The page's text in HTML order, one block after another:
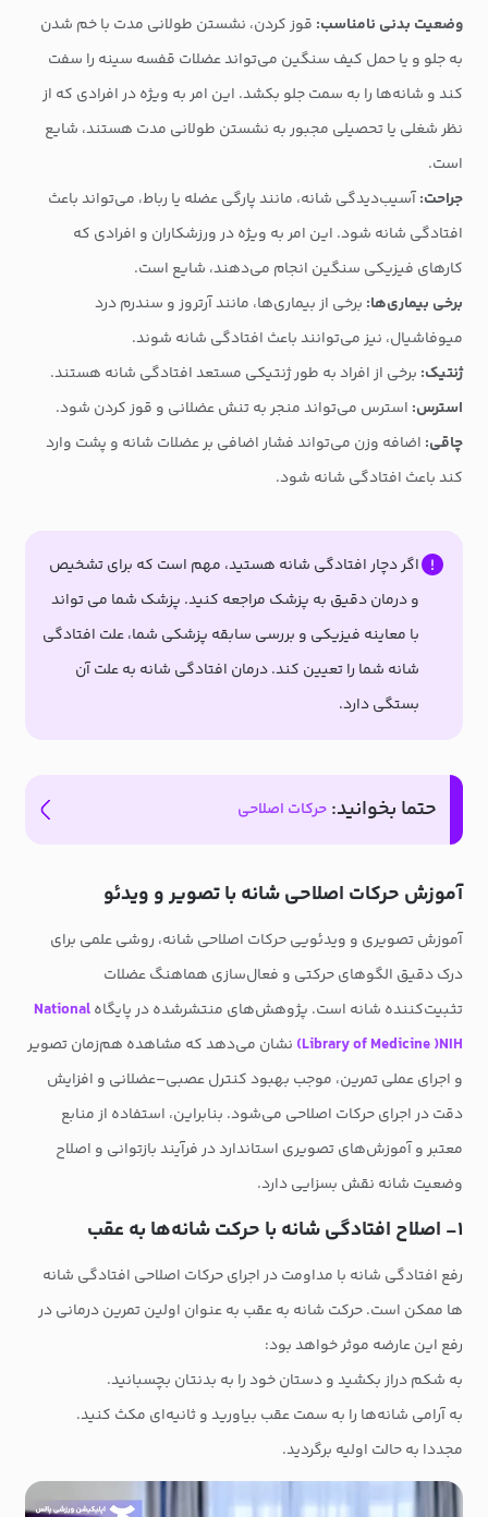
وضعیت بدنی نامناسب: قوز کردن، نشستن طولانی مدت با خم شدن
به جلو و یا حمل کیف سنگین می‌تواند عضلات قفسه سینه را سفت
کند و شانه‌ها را به سمت جلو بکشد. این امر به ویژه در افرادی که از
نظر شغلی یا تحصیلی مجبور به نشستن طولانی مدت هستند، شایع
است.
جراحت:آسیب‌دیدگی شانه، مانند پارگی عضله یا رباط، می‌تواند باعث
افتادگی شانه شود. این امر به ویژه در ورزشکاران و افرادی که
کارهای فیزیکی سنگین انجام می‌دهند، شایع است.
برخی بیماری‌ها: برخی از بیماری‌ها، مانند آرتروز و سندرم درد
میوفاشیال، نیز می‌توانند باعث افتادگی شانه شوند.
ژنتیک: برخی از افراد به طور ژنتیکی مستعد افتادگی شانه هستند.
استرس: استرس می‌تواند منجر به تنش عضلانی و قوز کردن شود.
چاقی: اضافه وزن می‌تواند فشار اضافی بر عضلات شانه و پشت وارد
کند باعث افتادگی شانه شود.
اگر دچار افتادگی شانه هستید، مهم است که برای تشخیص
و درمان دقیق به پزشک مراجعه کنید. پزشک شما می تواند
با معاینه فیزیکی و بررسی سابقه پزشکی شما، علت افتادگی
شانه شما را تعیین کند. درمان افتادگی شانه به علت آن
بستگی دارد.
حتما بخوانید: حرکات اصلاحی
آموزش حرکات اصلاحی شانه با تصویر و ویدئو
آموزش تصویری و ویدئویی حرکات اصلاحی شانه، روشی علمی برای
درک دقیق الگوهای حرکتی و فعال‌سازی هماهنگ عضلات
تثبیت‌کننده شانه است. پژوهش‌های منتشرشده در پایگاهNational
Library of Medicine )NIH) نشان می‌دهد که مشاهده هم‌زمان تصویر
و اجرای عملی تمرین، موجب بهبود کنترل عصبی–عضلانی و افزایش
دقت در اجرای حرکات اصلاحی می‌شود. بنابراین، استفاده از منابع
معتبر و آموزش‌های تصویری استاندارد در فرآیند بازتوانی و اصلاح
وضعیت شانه نقش بسزایی دارد.
۱- اصلاح افتادگی شانه با حرکت شانه‌ها به عقب
رفع افتادگی شانه با مداومت در اجرای حرکات اصلاحی افتادگی شانه
ها ممکن است. حرکت شانه به عقب به عنوان اولین تمرین درمانی در
رفع این عارضه موثر خواهد بود:
به شکم دراز بکشید و دستان خود را به بدنتان بچسبانید.
به آرامی شانه‌ها را به سمت عقب بیاورید و ثانیه‌ای مکث کنید.
مجددا به حالت اولیه برگردید.